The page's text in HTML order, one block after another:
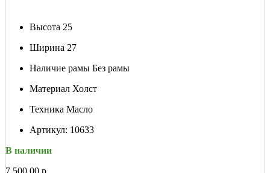
Высота 25
Ширина 27
Наличие рамы Без рамы
Материал Холст
Техника Масло
Артикул: 10633
В наличии
7 500.00 р.